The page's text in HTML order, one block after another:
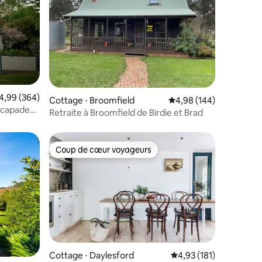
: 4,99 sur 5
moyenne sur la base de 364 commentaires : 4,99 sur 5
(364)
Cottage ⋅ Broomfield Évaluation moyenne
4,98 (144)
Retraite à Broomfield de Birdie et Brad
: 4,93 sur 5
Coup de cœur voyageurs
Coup de cœur voyageurs
Cottage ⋅ Daylesford Évaluation moyenne
4,93 (181)